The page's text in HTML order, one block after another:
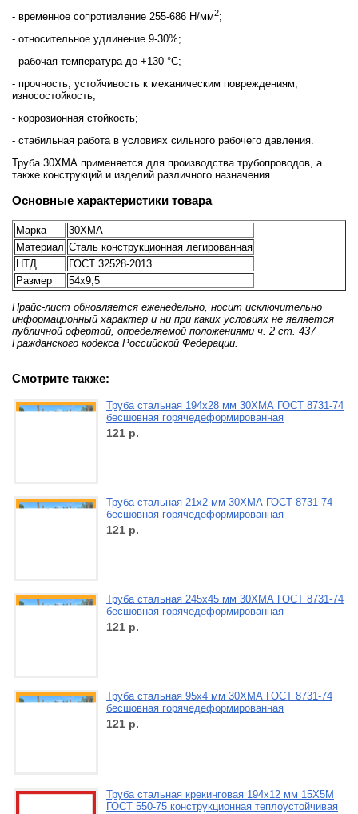
- временное сопротивление 255-686 Н/мм2;
- относительное удлинение 9-30%;
- рабочая температура до +130 °С;
- прочность, устойчивость к механическим повреждениям,
износостойкость;
- коррозионная стойкость;
- стабильная работа в условиях сильного рабочего давления.
Труба 30ХМА применяется для производства трубопроводов, а
также конструкций и изделий различного назначения.
Основные характеристики товара
Марка
30ХМА
Материал Сталь конструкционная легированная
НТД
ГОСТ 32528-2013
Размер
54х9,5
Прайс-лист обновляется еженедельно, носит исключительно
информационный характер и ни при каких условиях не является
публичной офертой, определяемой положениями ч. 2 ст. 437
Гражданского кодекса Российской Федерации.
Смотрите также:
Труба стальная 194х28 мм 30ХМА ГОСТ 8731-74
бесшовная горячедеформированная
121 р.
Труба стальная 21х2 мм 30ХМА ГОСТ 8731-74
бесшовная горячедеформированная
121 р.
Труба стальная 245х45 мм 30ХМА ГОСТ 8731-74
бесшовная горячедеформированная
121 р.
Труба стальная 95х4 мм 30ХМА ГОСТ 8731-74
бесшовная горячедеформированная
121 р.
Труба стальная крекинговая 194х12 мм 15Х5М
ГОСТ 550-75 конструкционная теплоустойчивая